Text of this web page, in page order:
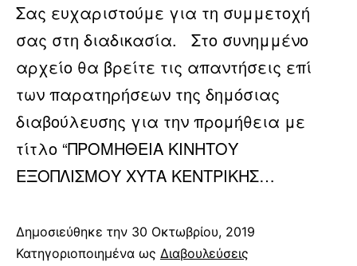
Σας ευχαριστούμε για τη συμμετοχή
σας στη διαδικασία. Στο συνημμένο
αρχείο θα βρείτε τις απαντήσεις επί
των παρατηρήσεων της δημόσιας
διαβούλευσης για την προμήθεια με
τίτλο “ΠΡΟΜΗΘΕΙΑ ΚΙΝΗΤΟΥ
ΕΞΟΠΛΙΣΜΟΥ ΧΥΤΑ ΚΕΝΤΡΙΚΗΣ…
Δημοσιεύθηκε την 30 Οκτωβρίου, 2019
Κατηγοριοποιημένα ως Διαβουλεύσεις